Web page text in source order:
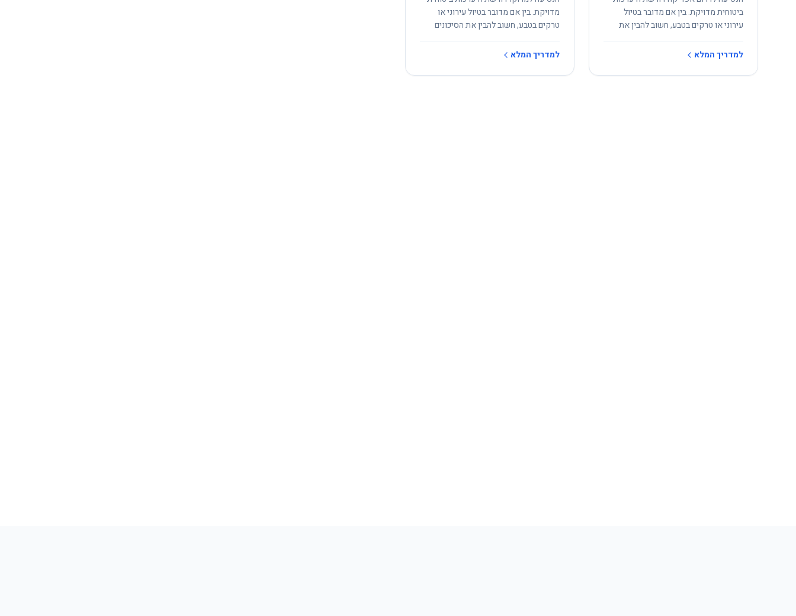
ביטוחית מדויקת. בין אם מדובר בטיול
עירוני או טרקים בטבע, חשוב להבין את
למדריך המלא
מדויקת. בין אם מדובר בטיול עירוני או
טרקים בטבע, חשוב להבין את הסיכונים
למדריך המלא